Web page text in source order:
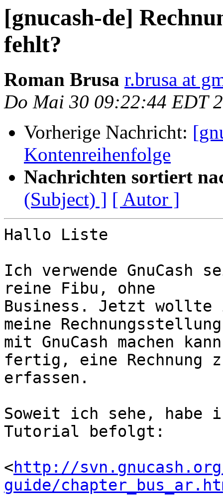
[gnucash-de]
fehlt?
Roman Brusa r.brusa at
Do Mai 30 09:22:44 EDT
Vorherige Nachricht:
Kontenreihenfolge
Nachrichten sortiert
(Subject) ] [ Autor ]
Hallo Liste
Ich verwende
reine Fibu, ohne
Business. Jetzt wollte
meine Rechnungsstellung
mit GnuCash machen
fertig, eine Rechnung
erfassen.
Soweit ich sehe, habe
Tutorial befolgt:
<http://
guide/